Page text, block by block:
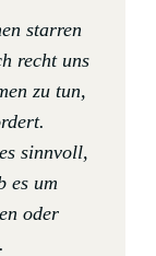
starren
recht uns
zu tun,
sinnvoll,
es um
oder